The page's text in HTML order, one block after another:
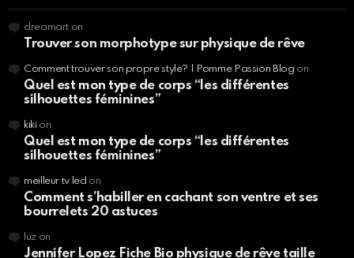
dreamart on
Trouver son morphotype sur physique de rêve
Comment trouver son propre style? | Pomme Passion Blog on
Quel est mon type de corps “les différentes
silhouettes féminines”
kikion
Quel est mon type de corps “les différentes
silhouettes féminines”
meilleur tv led on
Comment s’habiller en cachant son ventre et ses
bourrelets 20 astuces
luzon
Jennifer Lopez Fiche Bio physique de rêve taille